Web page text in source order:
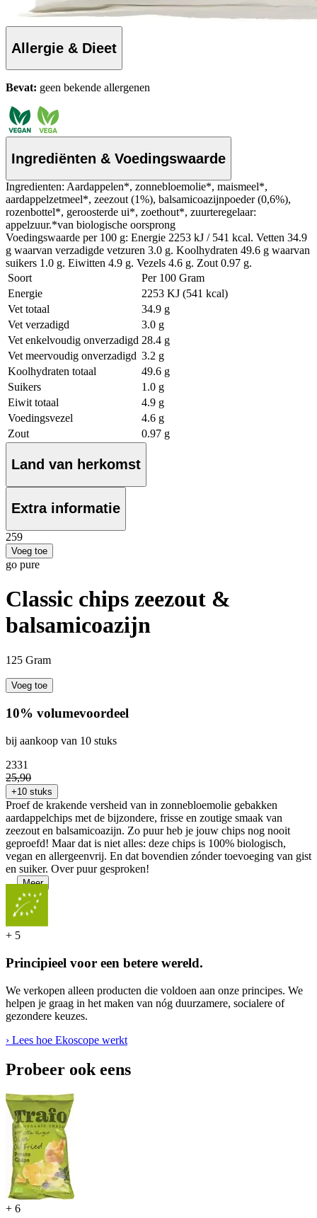
Allergie & Dieet
Bevat: geen bekende allergenen
Ingrediënten & Voedingswaarde
Ingredienten: Aardappelen*, zonnebloemolie*, maismeel*,
aardappelzetmeel*, zeezout (1%), balsamicoazijnpoeder (0,6%),
rozenbottel*, geroosterde ui*, zoethout*, zuurteregelaar:
appelzuur.*van biologische oorsprong
Voedingswaarde per 100 g: Energie 2253 kJ / 541 kcal. Vetten 34.9
g waarvan verzadigde vetzuren 3.0 g. Koolhydraten 49.6 g waarvan
suikers 1.0 g. Eiwitten 4.9 g. Vezels 4.6 g. Zout 0.97 g.
Soort
Per 100 Gram
Energie
2253 KJ (541 kcal)
Vet totaal
34.9 g
Vet verzadigd
3.0 g
Vet enkelvoudig onverzadigd 28.4 g
Vet meervoudig onverzadigd 3.2 g
Koolhydraten totaal
49.6 g
Suikers
1.0 g
Eiwit totaal
4.9 g
Voedingsvezel
4.6 g
Zout
0.97 g
Land van herkomst
Extra informatie
259
Voeg toe
go pure
Classic chips zeezout &
balsamicoazijn
125 Gram
Voeg toe
10% volumevoordeel
bij aankoop van 10 stuks
2331
25,90
+10 stuks
Proef de krakende versheid van in zonnebloemolie gebakken
aardappelchips met de bijzondere, frisse en zoutige smaak van
zeezout en balsamicoazijn. Zo puur heb je jouw chips nog nooit
geproefd! Maar dat is niet alles: deze chips is 100% biologisch,
vegan en allergeenvrij. En dat bovendien zónder toevoeging van gist
en suiker. Over puur gesproken!
... Meer
+ 5
Principieel voor een betere wereld.
We verkopen alleen producten die voldoen aan onze principes. We
helpen je graag in het maken van nóg duurzamere, socialere of
gezondere keuzes.
› Lees hoe Ekoscope werkt
Probeer ook eens
+ 6